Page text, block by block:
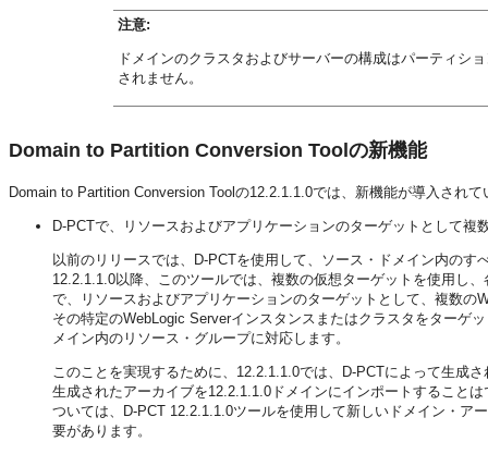
注意:
ドメインのクラスタおよびサーバーの構成はパーティシ
されません。
Domain to Partition Conversion Toolの新機能
Domain to Partition Conversion Toolの12.2.1.1.0では、新機能が導入され
D-PCTで、リソースおよびアプリケーションのターゲットとして
以前のリリースでは、D-PCTを使用して、ソース・ドメイン内の
12.2.1.1.0以降、このツールでは、複数の仮想ターゲットを使用し
で、リソースおよびアプリケーションのターゲットとして、複数
その特定のWebLogic Serverインスタンスまたはクラスタをターゲ
メイン内のリソース・グループに対応します。
このことを実現するために、12.2.1.1.0では、D-PCTによって生成
生成されたアーカイブを12.2.1.1.0ドメインにインポートすること
ついては、D-PCT 12.2.1.1.0ツールを使用して新しいドメイン・ア
要があります。